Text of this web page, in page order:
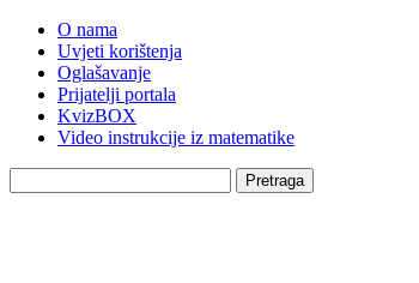
O nama
Uvjeti korištenja
Oglašavanje
Prijatelji portala
KvizBOX
Video instrukcije iz matematike
Pretraga